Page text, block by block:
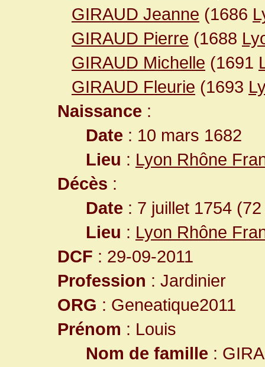
GIRAUD Jeanne (1686
GIRAUD Pierre (1688
GIRAUD Michelle (1691
GIRAUD Fleurie (1693
Naissance :
Date : 10 mars 1682
Lieu : Lyon Rhône
Décès :
Date : 7 juillet 1754
Lieu : Lyon Rhône
DCF : 29-09-2011
Profession : Jardinier
ORG : Geneatique2011
Prénom : Louis
Nom de famille :